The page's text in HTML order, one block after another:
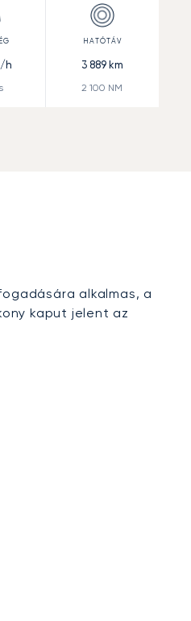
h 3 889km
2 100 NM
alkalmas, a
kaput jelent az